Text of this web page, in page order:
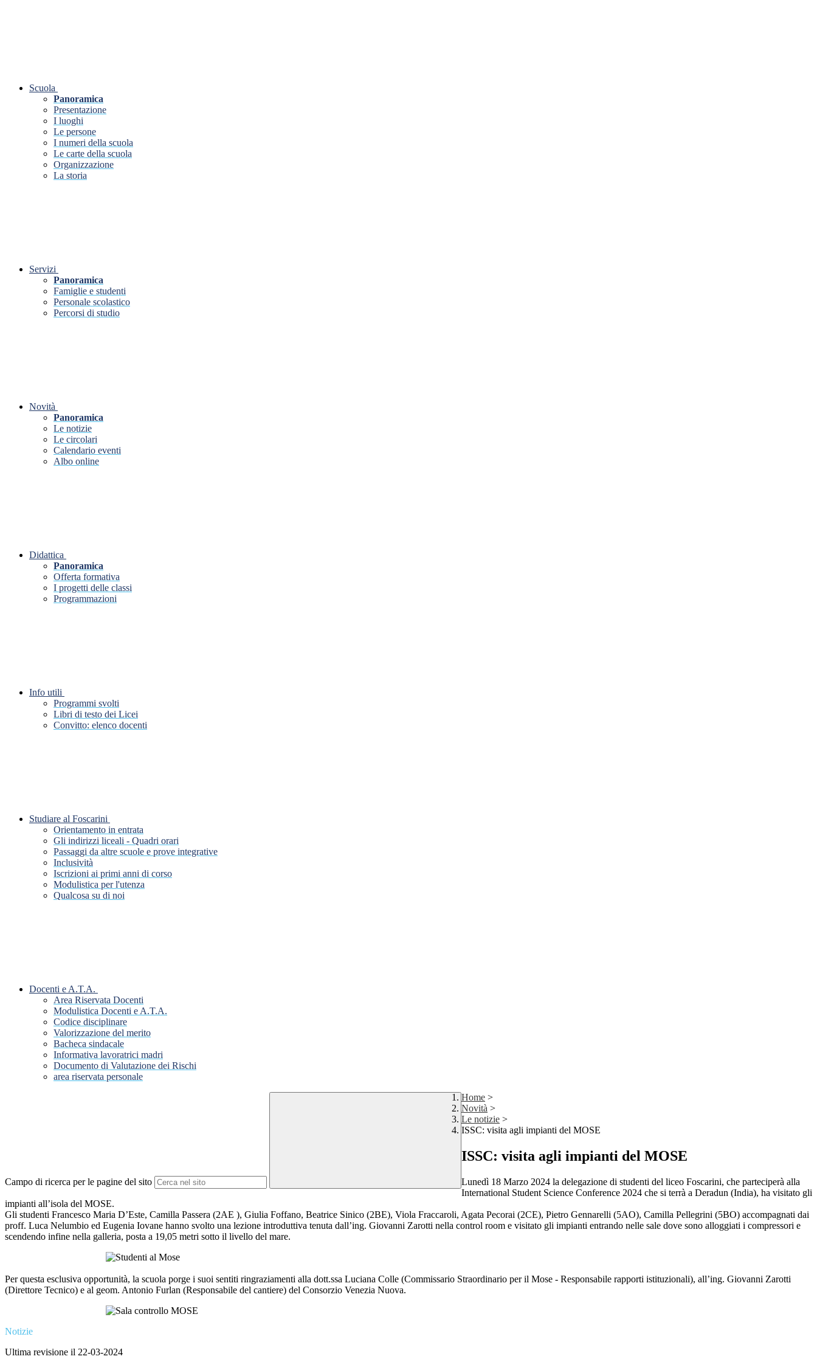
Scuola
Panoramica
Presentazione
I luoghi
Le persone
I numeri della scuola
Le carte della scuola
Organizzazione
La storia
Servizi
Panoramica
Famiglie e studenti
Personale scolastico
Percorsi di studio
Novità
Panoramica
Le notizie
Le circolari
Calendario eventi
Albo online
Didattica
Panoramica
Offerta formativa
I progetti delle classi
Programmazioni
Info utili
Programmi svolti
Libri di testo dei Licei
Convitto: elenco docenti
Studiare al Foscarini
Orientamento in entrata
Gli indirizzi liceali - Quadri orari
Passaggi da altre scuole e prove integrative
Inclusività
Iscrizioni ai primi anni di corso
Modulistica per l'utenza
Qualcosa su di noi
Docenti e A.T.A.
Area Riservata Docenti
Modulistica Docenti e A.T.A.
Codice disciplinare
Valorizzazione del merito
Bacheca sindacale
Informativa lavoratrici madri
Documento di Valutazione dei Rischi
area riservata personale
Campo di ricerca per le pagine del sito
Home >
Novità >
Le notizie >
ISSC: visita agli impianti del MOSE
ISSC: visita agli impianti del MOSE
Lunedì 18 Marzo 2024 la delegazione di studenti del liceo Foscarini, che parteciperà alla
International Student Science Conference 2024 che si terrà a Deradun (India), ha visitato gli
impianti all’isola del MOSE.
Gli studenti Francesco Maria D’Este, Camilla Passera (2AE ), Giulia Foffano, Beatrice Sinico (2BE), Viola Fraccaroli, Agata Pecorai (2CE), Pietro Gennarelli (5AO), Camilla Pellegrini (5BO) accompagnati dai
proff. Luca Nelumbio ed Eugenia Iovane hanno svolto una lezione introduttiva tenuta dall’ing. Giovanni Zarotti nella control room e visitato gli impianti entrando nelle sale dove sono alloggiati i compressori e
scendendo infine nella galleria, posta a 19,05 metri sotto il livello del mare.
Per questa esclusiva opportunità, la scuola porge i suoi sentiti ringraziamenti alla dott.ssa Luciana Colle (Commissario Straordinario per il Mose - Responsabile rapporti istituzionali), all’ing. Giovanni Zarotti
(Direttore Tecnico) e al geom. Antonio Furlan (Responsabile del cantiere) del Consorzio Venezia Nuova.
Notizie
Ultima revisione il 22-03-2024